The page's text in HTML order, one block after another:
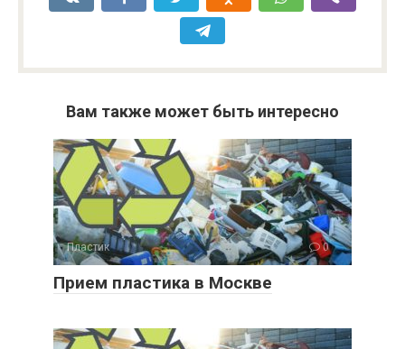
Вам также может быть интересно
Пластик 0
Прием пластика в Москве